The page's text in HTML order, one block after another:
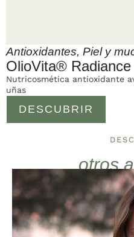
Antioxidantes, Piel y
OlioVita® Radiance
DESCUBRIR
Nutricosmética antioxidante
uñas
otros